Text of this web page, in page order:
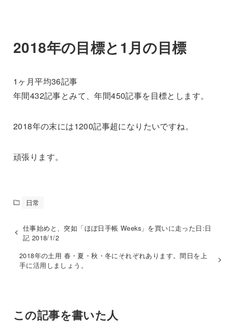
2018年の目標と1月の目標
1ヶ月平均36記事
年間432記事とみて、年間450記事を目標とします。
2018年の末には1200記事超になりたいですね。
頑張ります。
日常
仕事始めと、突如「ほぼ日手帳 Weeks」を買いに走った日:日
記 2018/1/2
2018年の土用 春・夏・秋・冬にそれぞれあります。間日を上
手に活用しましょう。
この記事を書いた人